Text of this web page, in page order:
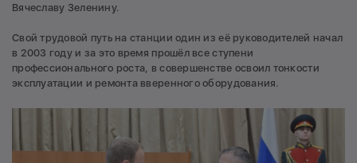
Вячеславу Зеленину.
Свой трудовой путь на станции один из её руководителей начал
в 2003 году и за это время прошёл все ступени
профессионального роста, в совершенстве освоил тонкости
эксплуатации и ремонта вверенного оборудования.